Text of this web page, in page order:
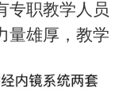
专职教学人员
量雄厚，教学